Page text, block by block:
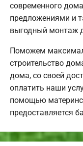
современного
предложениями и
выгодный монтаж
Поможем
строительство
дома, со своей
оплатить наши
помощью
предоставляется